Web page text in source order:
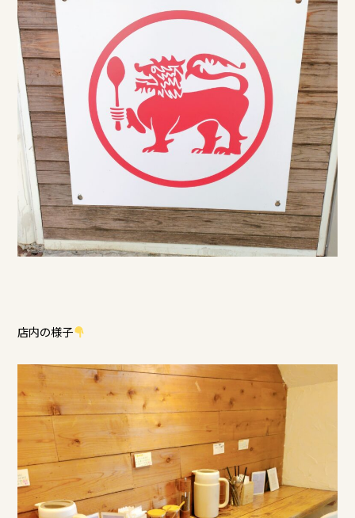
店内の様子